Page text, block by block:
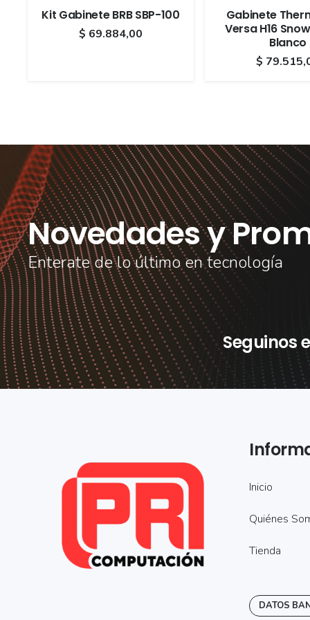
Kit Gabinete BRB SBP-100
$ 69.884,00
Gabinete
Versa H16
Blanco
$
Novedades y
Enterate de lo último en tecnología
Seguinos
Inicio
Quiénes
Tienda
DATOS